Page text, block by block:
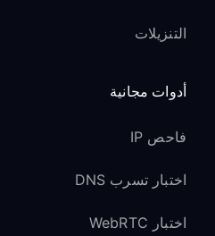
التنزيلات
أدوات مجانية
فاحص IP
اختبار تسرب DNS
اختبار WebRTC